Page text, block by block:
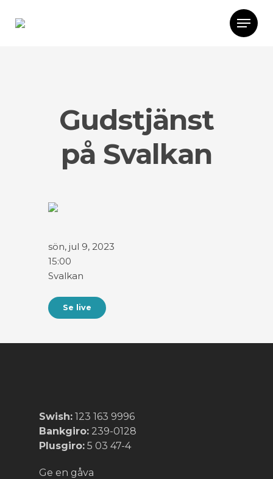
Gudstjänst
på Svalkan
sön, jul 9, 2023
15:00
Svalkan
Se live
Swish: 123 163 9996
Bankgiro: 239-0128
Plusgiro: 5 03 47-4
Ge en gåva